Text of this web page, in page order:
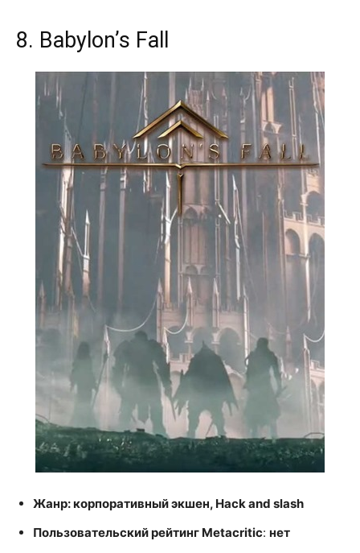
8. Babylon’s Fall
Жанр: корпоративный экшен, Hack and slash
Пользовательский рейтинг Metacritic: нет